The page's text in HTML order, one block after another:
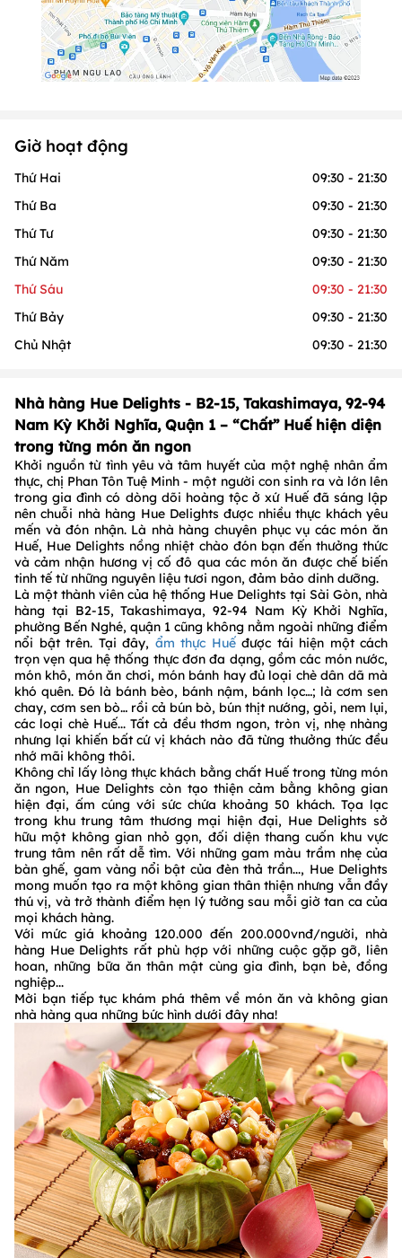
Giờ hoạt động
Thứ Hai
09:30 - 21:30
Thứ Ba
09:30 - 21:30
Thứ Tư
09:30 - 21:30
Thứ Năm
09:30 - 21:30
Thứ Sáu
09:30 - 21:30
Thứ Bảy
09:30 - 21:30
Chủ Nhật
09:30 - 21:30
Nhà hàng Hue Delights - B2-15, Takashimaya, 92-94
Nam Kỳ Khởi Nghĩa, Quận 1 – “Chất” Huế hiện diện
trong từng món ăn ngon
Khởi nguồn từ tình yêu và tâm huyết của một nghệ nhân ẩm
thực, chị Phan Tôn Tuệ Minh - một người con sinh ra và lớn lên
trong gia đình có dòng dõi hoàng tộc ở xứ Huế đã sáng lập
nên chuỗi nhà hàng Hue Delights được nhiều thực khách yêu
mến và đón nhận. Là nhà hàng chuyên phục vụ các món ăn
Huế, Hue Delights nồng nhiệt chào đón bạn đến thưởng thức
và cảm nhận hương vị cố đô qua các món ăn được chế biến
tinh tế từ những nguyên liệu tươi ngon, đảm bảo dinh dưỡng.
Là một thành viên của hệ thống Hue Delights tại Sài Gòn, nhà
hàng tại B2-15, Takashimaya, 92-94 Nam Kỳ Khởi Nghĩa,
phường Bến Nghé, quận 1 cũng không nằm ngoài những điểm
nổi bật trên. Tại đây, ẩm thực Huế được tái hiện một cách
trọn vẹn qua hệ thống thực đơn đa dạng, gồm các món nước,
món khô, món ăn chơi, món bánh hay đủ loại chè dân dã mà
khó quên. Đó là bánh bèo, bánh nậm, bánh lọc…; là cơm sen
chay, cơm sen bò… rồi cả bún bò, bún thịt nướng, gỏi, nem lụi,
các loại chè Huế... Tất cả đều thơm ngon, tròn vị, nhẹ nhàng
nhưng lại khiến bất cứ vị khách nào đã từng thưởng thức đều
nhớ mãi không thôi.
Không chỉ lấy lòng thực khách bằng chất Huế trong từng món
ăn ngon, Hue Delights còn tạo thiện cảm bằng không gian
hiện đại, ấm cúng với sức chứa khoảng 50 khách. Tọa lạc
trong khu trung tâm thương mại hiện đại, Hue Delights sở
hữu một không gian nhỏ gọn, đối diện thang cuốn khu vực
trung tâm nên rất dễ tìm. Với những gam màu trầm nhẹ của
bàn ghế, gam vàng nổi bật của đèn thả trần..., Hue Delights
mong muốn tạo ra một không gian thân thiện nhưng vẫn đầy
thú vị, và trở thành điểm hẹn lý tưởng sau mỗi giờ tan ca của
mọi khách hàng.
Với mức giá khoảng 120.000 đến 200.000vnđ/người, nhà
hàng Hue Delights rất phù hợp với những cuộc gặp gỡ, liên
hoan, những bữa ăn thân mật cùng gia đình, bạn bè, đồng
nghiệp...
Mời bạn tiếp tục khám phá thêm về món ăn và không gian
nhà hàng qua những bức hình dưới đây nha!